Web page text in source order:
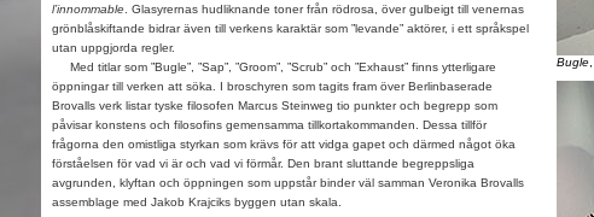
l’innommable . Glasyrernas hudliknande toner från rödrosa, över gulbeigt till venernas
grönblåskiftande bidrar även till verkens karaktär som ”levande” aktörer, i ett språkspel
utan uppgjorda regler.
Med titlar som ”Bugle”, ”Sap”, ”Groom”, ”Scrub” och ”Exhaust” finns ytterligare
öppningar till verken att söka. I broschyren som tagits fram över Berlinbaserade
Brovalls verk listar tyske filosofen Marcus Steinweg tio punkter och begrepp som
påvisar konstens och filosofins gemensamma tillkortakommanden. Dessa tillför
frågorna den omistliga styrkan som krävs för att vidga gapet och därmed något öka
förståelsen för vad vi är och vad vi förmår. Den brant sluttande begreppsliga
avgrunden, klyftan och öppningen som uppstår binder väl samman Veronika Brovalls
assemblage med Jakob Krajciks byggen utan skala.
Bugle